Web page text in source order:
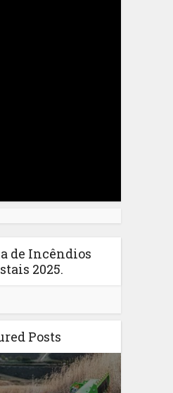
de Incêndios
2025.
Posts